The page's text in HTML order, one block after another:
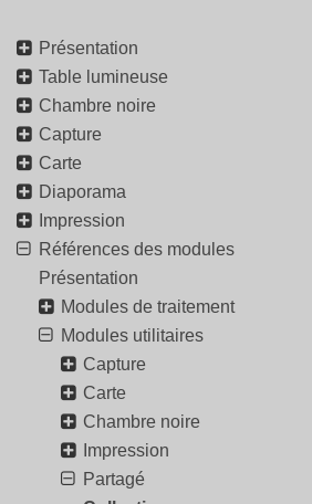
Présentation
Table lumineuse
Chambre noire
Capture
Carte
Diaporama
Impression
Références des modules
Présentation
Modules de traitement
Modules utilitaires
Capture
Carte
Chambre noire
Impression
Partagé